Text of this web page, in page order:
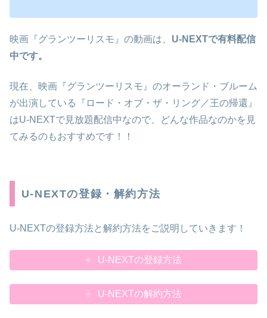
映画『グランツーリスモ』の動画は、 U-NEXTで有料配信
中です。
現在、映画『グランツーリスモ』のオーランド・ブルーム
が出演している『ロード・オブ・ザ・リング／王の帰還』
はU-NEXTで見放題配信中なので、どんな作品なのかを見
てみるのもおすすめです！！
U-NEXTの登録・解約方法
U-NEXTの登録方法と解約方法をご説明していきます！
U-NEXTの登録方法
U-NEXTの解約方法